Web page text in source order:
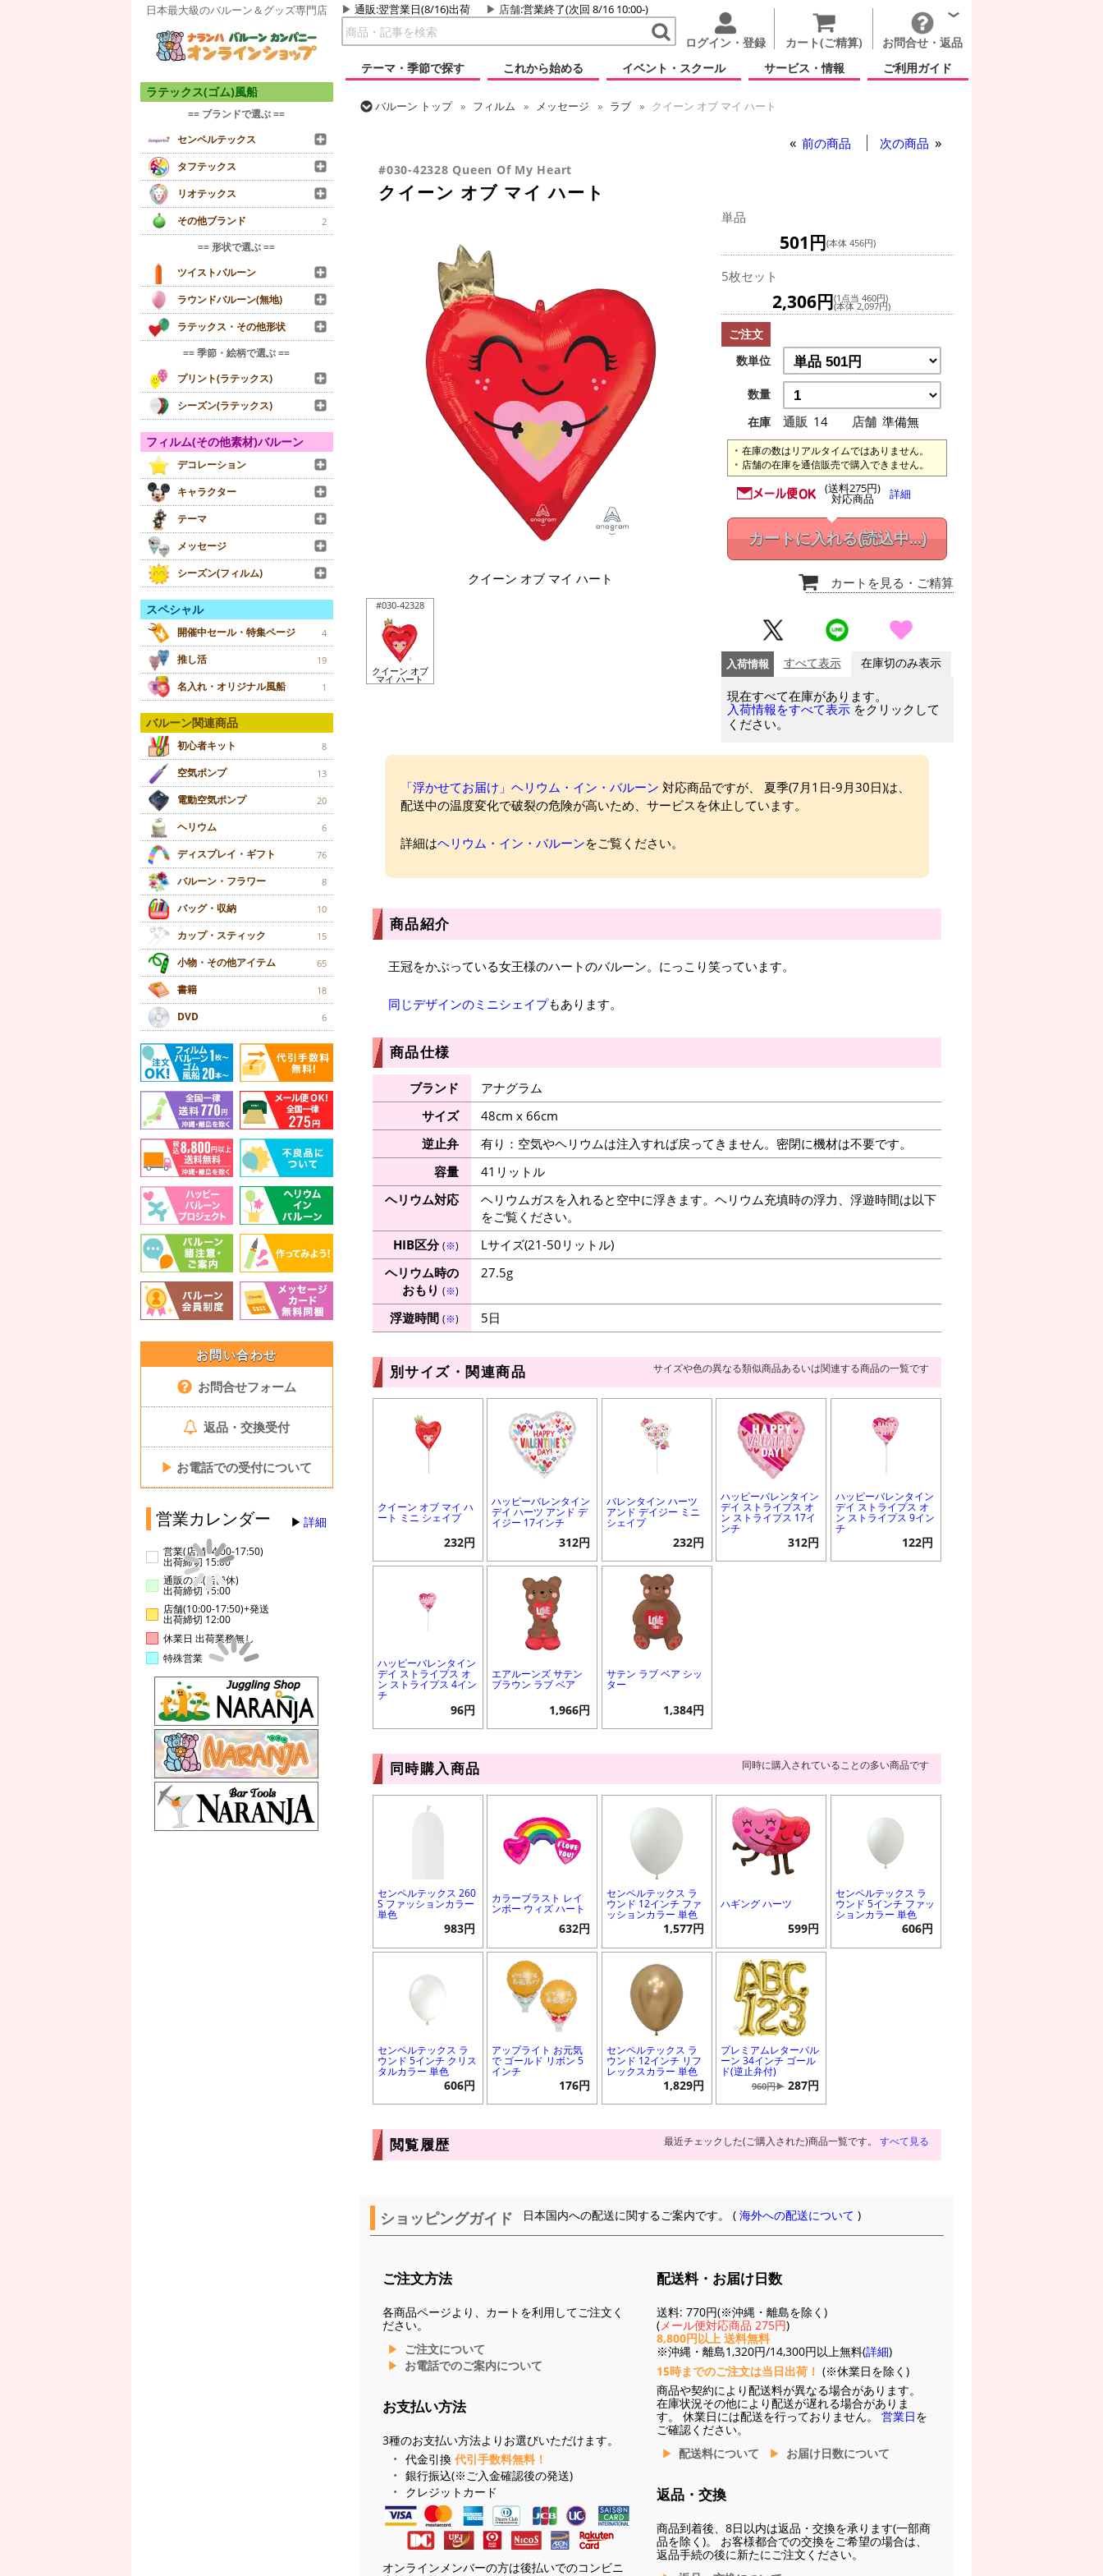
日本最大級のバルーン＆グッズ専門店 通販:翌営業日(8/16)出荷 店舗:営業終了(次回 8/16 10:00-)
ログイン・登録 カート(ご精算)
お問合せ・返品
テーマ・季節で探す
これから始める イベント・スクール サービス・情報 ご利用ガイド
ラテックス(ゴム)風船
== ブランドで選ぶ ==
センペルテックス
タフテックス
リオテックス
その他ブランド
2
== 形状で選ぶ ==
ツイストバルーン
ラウンドバルーン(無地)
ラテックス・その他形状
== 季節・絵柄で選ぶ ==
プリント(ラテックス)
シーズン(ラテックス)
フィルム(その他素材)バルーン
デコレーション
キャラクター
テーマ
メッセージ
シーズン(フィルム)
スペシャル
開催中セール・特集ページ 4
推し活 19
名入れ・オリジナル風船 1
バルーン関連商品
初心者キット 8
空気ポンプ 13
電動空気ポンプ 20
ヘリウム 6
ディスプレイ・ギフト 76
バルーン・フラワー 8
バッグ・収納 10
カップ・スティック 15
小物・その他アイテム 65
書籍 18
DVD 6
お問い合わせ
お問合せフォーム
返品・交換受付
▶ お電話での受付について
営業カレンダー 詳細
営業(店舗14:00-17:50)
出荷締切 15:00
通販のみ(店舗休)
出荷締切 15:00
店舗(10:00-17:50)+発送
出荷締切 12:00
休業日 出荷業務無し
特殊営業
バルーン トップ フィルム メッセージ ラブ
クイーン オブ マイ ハート
前の商品 次の商品
#030-42328 Queen Of My Heart
クイーン オブ マイ ハート
クイーン オブ マイ ハート
#030-42328
クイーン オブ
マイ ハート
単品
501円(本体 456円)
5枚セット
2,306円(1点当 460円)
(本体 2,097円)
ご注文
数単位
数量
在庫
通販 14 店舗 準備無
在庫の数はリアルタイムではありません。
店舗の在庫を通信販売で購入できません。
(送料275円)
対応商品 詳細
カートに入れる(読込中...)
カートを見る ・ご精算
入荷情報 すべて表示 在庫切のみ表示
現在すべて在庫があります。
入荷情報をすべて表示 をクリックして
ください。
「浮かせてお届け」ヘリウム・イン・バルーン 対応商品ですが、 夏季(7月1日-9月30日)は、
配送中の温度変化で破裂の危険が高いため、サービスを休止しています。
詳細はヘリウム・イン・バルーンをご覧ください。
商品紹介
王冠をかぶっている女王様のハートのバルーン。にっこり笑っています。
同じデザインのミニシェイプもあります。
商品仕様
ブランド
アナグラム
サイズ
48cm x 66cm
逆止弁
有り：空気やヘリウムは注入すれば戻ってきません。密閉に機材は不要です。
容量
41リットル
ヘリウム対応
ヘリウムガスを入れると空中に浮きます。ヘリウム充填時の浮力、浮遊時間は以下
をご覧ください。
HIB区分(※)
Lサイズ(21-50リットル)
ヘリウム時の
おもり (※)
27.5g
浮遊時間 (※) 5日
別サイズ・関連商品 サイズや色の異なる類似商品あるいは関連する商品の一覧です
クイーン オブ マイ ハ
ート ミニ シェイプ
232円
ハッピーバレンタイン
デイ ハーツ アンド デ
イジー 17インチ
312円
バレンタイン ハーツ
アンド デイジー ミニ
シェイプ
232円
ハッピーバレンタイン
デイ ストライプス オ
ン ストライプス 17イ
ンチ
312円
ハッピーバレンタイン
デイ ストライプス オ
ン ストライプス 9イン
チ
122円
ハッピーバレンタイン
デイ ストライプス オ
ン ストライプス 4イン
チ
96円
エアルーンズ サテン
ブラウン ラブ ベア
1,966円
サテン ラブ ベア シッ
ター
1,384円
同時購入商品 同時に購入されていることの多い商品です
センペルテックス 260
S ファッションカラー
単色
983円
カラーブラスト レイ
ンボー ウィズ ハート
632円
センペルテックス ラ
ウンド 12インチ ファ
ッションカラー 単色
1,577円
ハギング ハーツ
599円
センペルテックス ラ
ウンド 5インチ ファッ
ションカラー 単色
606円
センペルテックス ラ
ウンド 5インチ クリス
タルカラー 単色
606円
アップライト お元気
で ゴールド リボン 5
インチ
176円
センペルテックス ラ
ウンド 12インチ リフ
レックスカラー 単色
1,829円
プレミアムレターバル
ーン 34インチ ゴール
ド(逆止弁付)
960円▶ 287円
閲覧履歴 最近チェックした(ご購入された)商品一覧です。 すべて見る
ショッピングガイド 日本国内への配送に関するご案内です。 (海外への配送について )
ご注文方法
各商品ページより、カートを利用してご注文く
ださい。
ご注文について
お電話でのご案内について
お支払い方法
3種のお支払い方法よりお選びいただけます。
代金引換 代引手数料無料！
銀行振込(※ご入金確認後の発送)
クレジットカード
オンラインメンバーの方は後払いでのコンビニ
配送料・お届け日数
送料: 770円(※沖縄・離島を除く)
(メール便対応商品 275円)
8,800円以上 送料無料
※沖縄・離島1,320円/14,300円以上無料(詳細)
15時までのご注文は当日出荷！ (※休業日を除く)
商品や契約により配送料が異なる場合があります。
在庫状況その他により配送が遅れる場合がありま
す。 休業日には配送を行っておりません。 営業日を
ご確認ください。
配送料について
お届け日数について
返品・交換
商品到着後、8日以内は返品・交換を承ります(一部商
品を除く)。 お客様都合での交換をご希望の場合は、
返品手続の後に新たにご注文ください。